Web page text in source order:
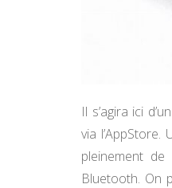
Il s’agira ici
via
pleinement
Bluetooth. On